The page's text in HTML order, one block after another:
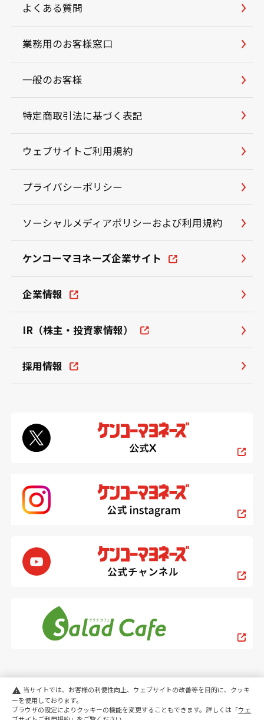
PC スマートフォン
よくある質問
業務用のお客様窓口
一般のお客様
特定商取引法に基づく表記
ウェブサイトご利用規約
プライバシーポリシー
ソーシャルメディアポリシーおよび利用規約
ケンコーマヨネーズ企業サイト
企業情報
IR（株主・投資家情報）
採用情報
warning 当サイトでは、お客様の利便性向上、ウェブサイトの改善等を目的に、クッキ
ーを使用しております。
ブラウザの設定によりクッキーの機能を変更することもできます。詳しくは「ウェ